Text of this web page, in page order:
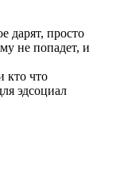
дарят, просто
не попадет, и
кто что
эдсоциал